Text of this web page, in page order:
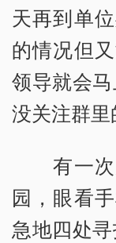
天再到单
的情况但
领导就会
没关注群里
有一次
园，眼看
急地四处